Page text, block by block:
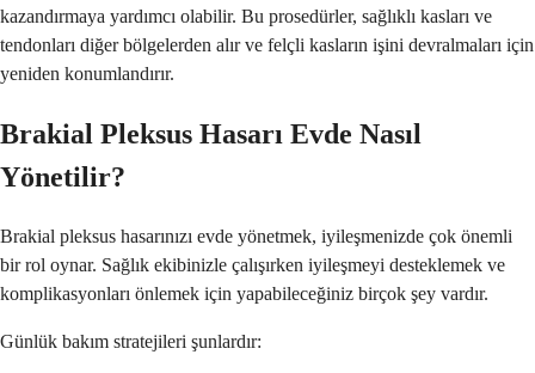
kazandırmaya yardımcı olabilir. Bu prosedürler, sağlıklı kasları ve
tendonları diğer bölgelerden alır ve felçli kasların işini devralmaları için
yeniden konumlandırır.
Brakial Pleksus Hasarı Evde Nasıl
Yönetilir?
Brakial pleksus hasarınızı evde yönetmek, iyileşmenizde çok önemli
bir rol oynar. Sağlık ekibinizle çalışırken iyileşmeyi desteklemek ve
komplikasyonları önlemek için yapabileceğiniz birçok şey vardır.
Günlük bakım stratejileri şunlardır: